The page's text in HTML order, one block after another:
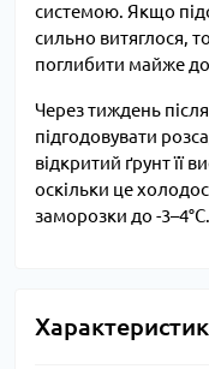
системою. Якщо
сильно витяглося,
поглибити майже
Через тиждень
підгодовувати
відкритий ґрунт її
оскільки це
заморозки до -3–4°С.